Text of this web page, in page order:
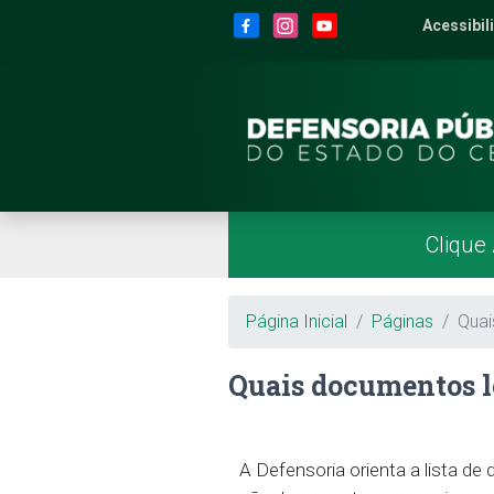
Site da Defensoria
Menu SuperiorRedes Sociais
Menu 2
Rodapé 3
Menu PrincipalPágina Inicial
Clique
Breadcrumb
Página Inicial Páginas
Quais documentos
A Defensoria orienta a lista de